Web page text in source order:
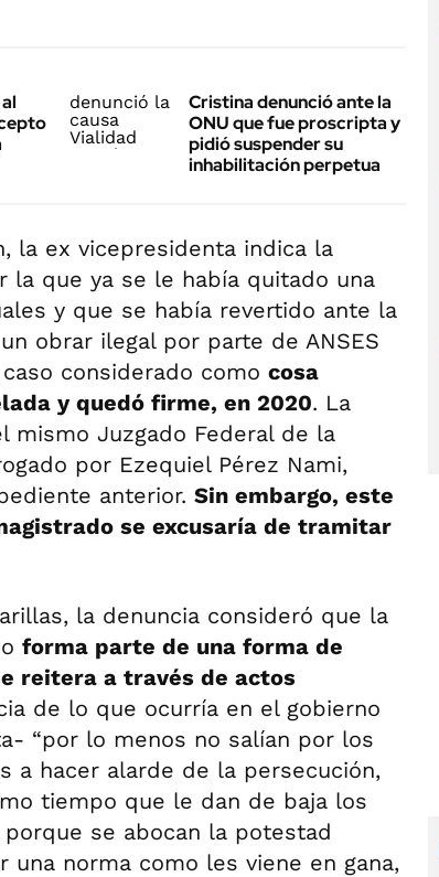
Cristina denunció ante la
ONU que fue proscripta y
pidió suspender su
inhabilitación perpetua
la ex vicepresidenta indica la
la que ya se le había quitado una
y que se había revertido ante la
obrar ilegal por parte de ANSES
considerado como cosa
y quedó firme, en 2020. La
mismo Juzgado Federal de la
por Ezequiel Pérez Nami,
anterior. Sin embargo, este
se excusaría de tramitar
la denuncia consideró que la
forma parte de una forma de
reitera a través de actos
de lo que ocurría en el gobierno
“por lo menos no salían por los
a hacer alarde de la persecución,
tiempo que le dan de baja los
se abocan la potestad
norma como les viene en gana,